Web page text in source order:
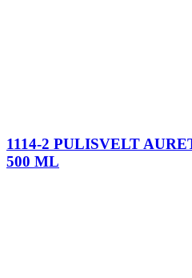
1114-2 PULISVELT
500 ML